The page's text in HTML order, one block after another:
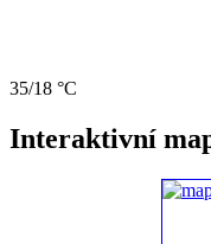
35/18 °C
Interaktivní